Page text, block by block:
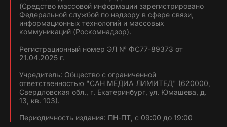
(Средство массовой информации зарегистрировано
Федеральной службой по надзору в сфере связи,
информационных технологий и массовых
коммуникаций (Роскомнадзор).
Регистрационный номер ЭЛ № ФС77-89373 от
21.04.2025 г.
Учредитель: Общество с ограниченной
ответственностью "САН МЕДИА ЛИМИТЕД" (620000,
Свердловская обл., г. Екатеринбург, ул. Юмашева, д.
13, кв. 103).
Периодичность издания: ПН-ПТ, с 09:00 до 19:00